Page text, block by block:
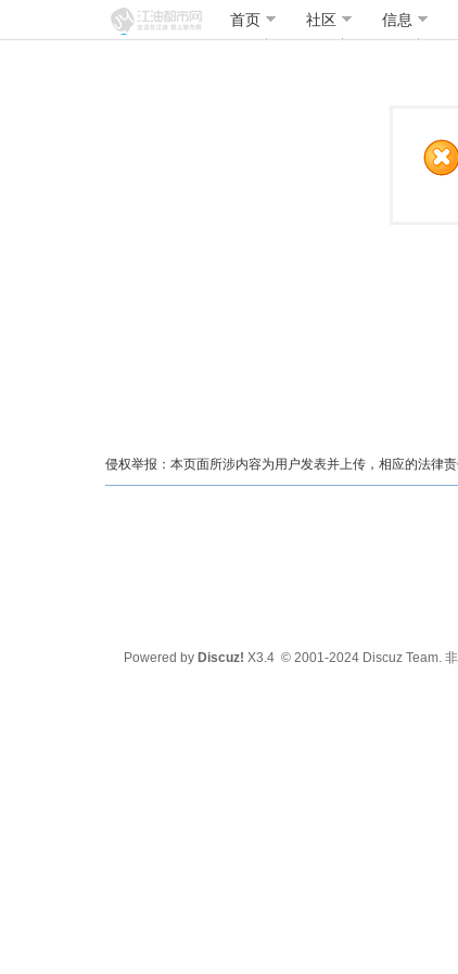
首页 社区 信息
侵权举报：本页面所涉内容为用户发表并上传，相应的法律
Powered by Discuz! X3.4© 2001-2024 Discuz Team.非